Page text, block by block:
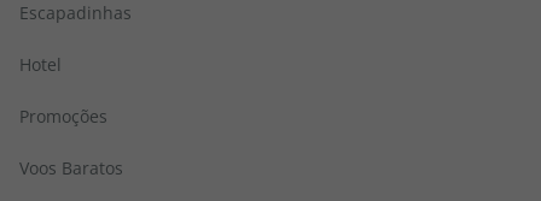
Escapadinhas
Hotel
Promoções
Voos Baratos